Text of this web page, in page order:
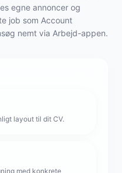
egne annoncer og
job som Account
nemt via Arbejd-appen.
layout til dit CV.
med konkrete